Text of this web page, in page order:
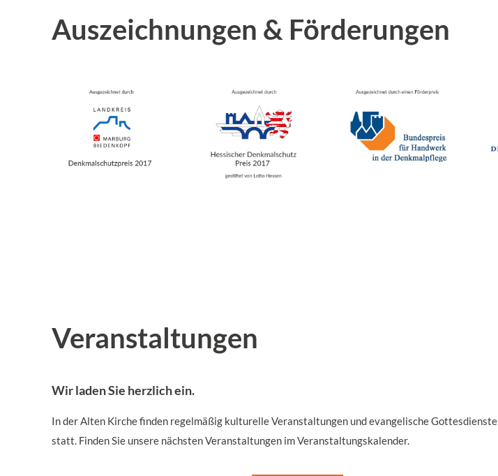
Auszeichnungen & Förderungen
Veranstaltungen
Wir laden Sie herzlich ein.
In der Alten Kirche finden regelmäßig kulturelle Veranstaltungen und evangelische Gottesdienste
statt. Finden Sie unsere nächsten Veranstaltungen im Veranstaltungskalender.